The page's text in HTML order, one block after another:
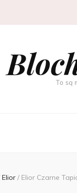
To są
Elior / Elior Czarne